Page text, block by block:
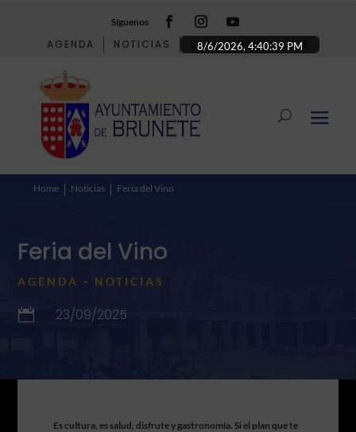
Síguenos
AGENDA NOTICIAS COMERCIO BRUNETE
Home Noticias Feria del Vino
Feria del Vino
AGENDA - NOTICIAS
 23/09/2025
Es cultura, es salud, disfrute y gastronomía. Si el plan que te
8/6/2026, 4:40:39 PM